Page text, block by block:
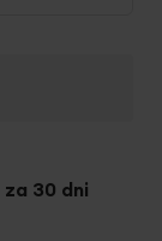
za 30 dni